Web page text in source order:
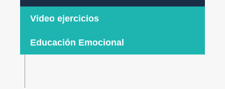
Video ejercicios
Educación Emocional